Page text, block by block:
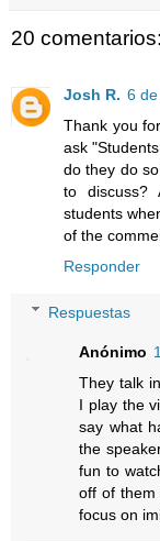
20 comentarios:
Josh R. 6
Thank you
ask
do they do
to discuss?
students
of the
Responder
Respuestas
Anónimo
They talk
I play the
say what
the
fun to
off of them
focus on